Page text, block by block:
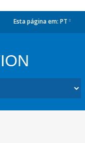
Esta página em: PT